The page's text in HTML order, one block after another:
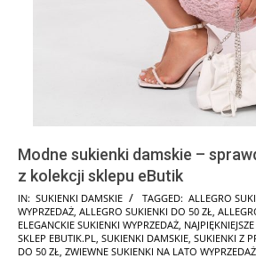
Modne sukienki damskie –
z kolekcji sklepu eButik
2026-
03-
17
IN: SUKIENKI DAMSKIE TAGGED: ALLEGRO
WYPRZEDAŻ, ALLEGRO SUKIENKI DO 50 ZŁ,
ELEGANCKIE SUKIENKI WYPRZEDAŻ,
SKLEP EBUTIK.PL, SUKIENKI DAMSKIE, SUKIENKI Z
DO 50 ZŁ, ZWIEWNE SUKIENKI NA LATO WYPRZEDAŻ